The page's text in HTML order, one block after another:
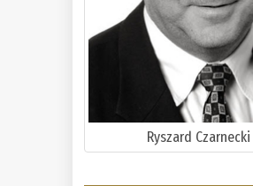
Ryszard Czarnecki